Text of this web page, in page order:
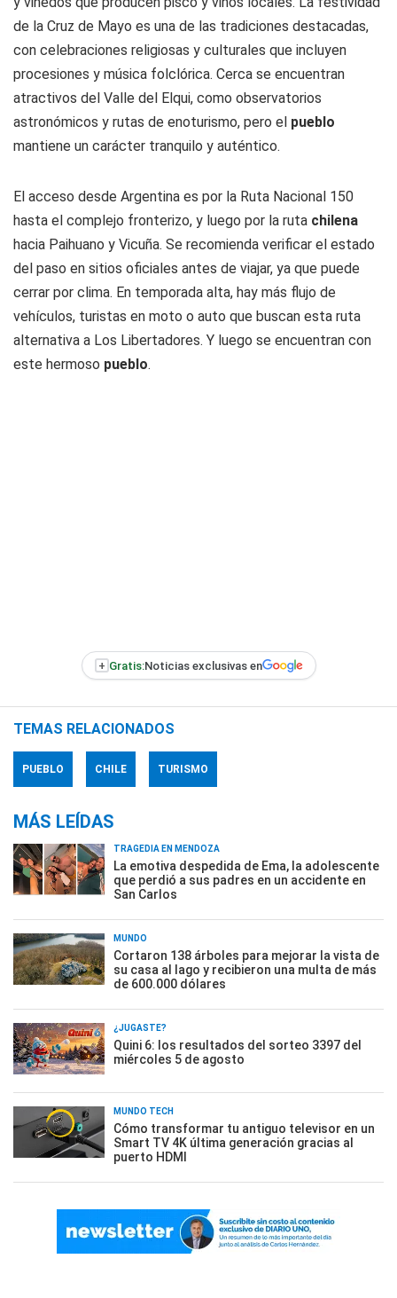
de la Cruz de Mayo es una de las tradiciones destacadas,
con celebraciones religiosas y culturales que incluyen
procesiones y música folclórica. Cerca se encuentran
atractivos del Valle del Elqui, como observatorios
astronómicos y rutas de enoturismo, pero el pueblo
mantiene un carácter tranquilo y auténtico.
El acceso desde Argentina es por la Ruta Nacional 150
hasta el complejo fronterizo, y luego por la ruta chilena
hacia Paihuano y Vicuña. Se recomienda verificar el estado
del paso en sitios oficiales antes de viajar, ya que puede
cerrar por clima. En temporada alta, hay más flujo de
vehículos, turistas en moto o auto que buscan esta ruta
alternativa a Los Libertadores. Y luego se encuentran con
este hermoso pueblo.
+ Gratis:Noticias exclusivas en
TEMAS RELACIONADOS
PUEBLO CHILE TURISMO
MÁS LEÍDAS
TRAGEDIA EN MENDOZA
La emotiva despedida de Ema, la adolescente
que perdió a sus padres en un accidente en
San Carlos
MUNDO
Cortaron 138 árboles para mejorar la vista de
su casa al lago y recibieron una multa de más
de 600.000 dólares
¿JUGASTE?
Quini 6: los resultados del sorteo 3397 del
miércoles 5 de agosto
MUNDO TECH
Cómo transformar tu antiguo televisor en un
Smart TV 4K última generación gracias al
puerto HDMI